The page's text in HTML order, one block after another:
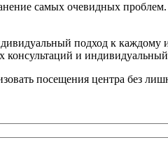
самых очевидных
подход к каждому
и индивидуальный
посещения центра без